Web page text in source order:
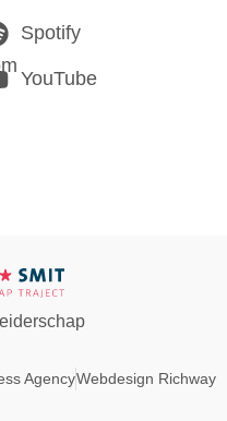
Spotify
YouTube
AgencyWebdesign Richway